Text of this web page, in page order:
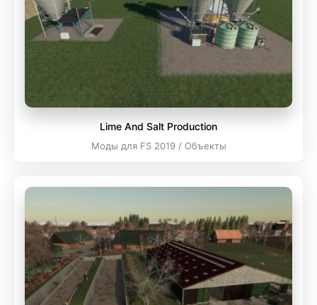
Lime And Salt Production
Моды для FS 2019 / Объекты